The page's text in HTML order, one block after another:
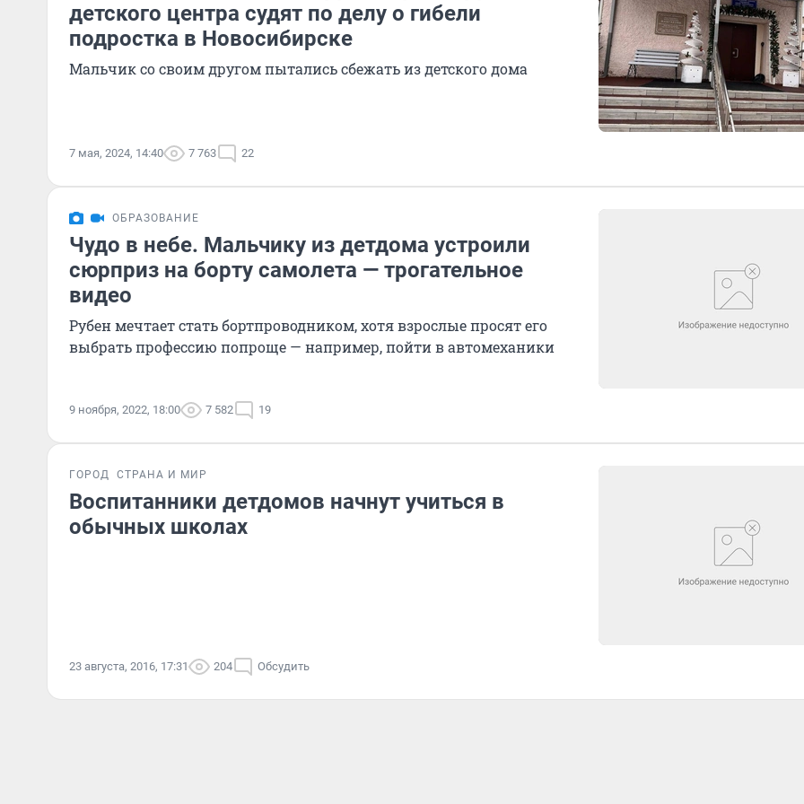
детского центра судят по делу о гибели
подростка в Новосибирске
Мальчик со своим другом пытались сбежать из детского дома
7 мая, 2024, 14:40 7 763 22
ОБРАЗОВАНИЕ
Чудо в небе. Мальчику из детдома устроили
сюрприз на борту самолета — трогательное
видео
Рубен мечтает стать бортпроводником, хотя взрослые просят его
выбрать профессию попроще — например, пойти в автомеханики
9 ноября, 2022, 18:00 7 582 19
ГОРОД СТРАНА И МИР
Воспитанники детдомов начнут учиться в
обычных школах
23 августа, 2016, 17:31 204 Обсудить